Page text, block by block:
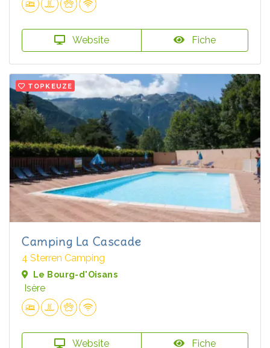
Website Fiche
TOPKEUZE
Camping La Cascade
4 Sterren Camping
Le Bourg-d'Oisans
Isère
Website Fiche